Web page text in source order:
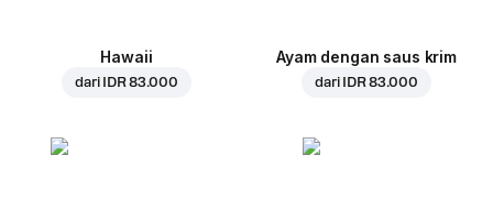
Hawaii
dari IDR 83.000
Ayam dengan saus krim
dari IDR 83.000